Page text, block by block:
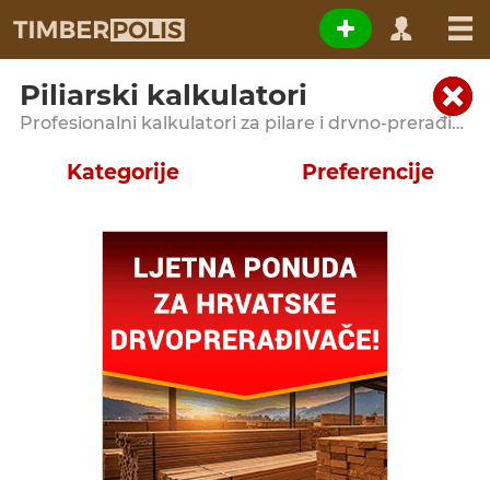
Piliarski kalkulatori
Profesionalni kalkulatori za pilare i drvno-prerađivačke pogone
Kategorije Preferencije